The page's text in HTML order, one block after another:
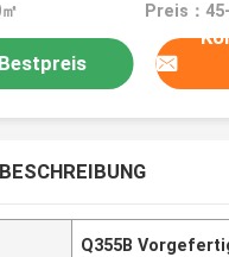
Preis：
Bestpreis
Q355B